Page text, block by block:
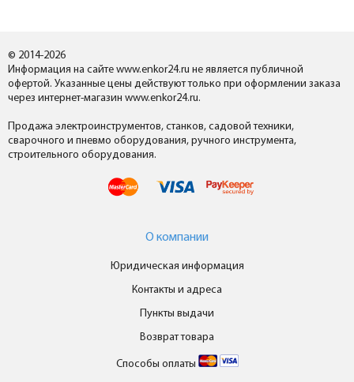
© 2014-2026
Информация на сайте www.enkor24.ru не является публичной
офертой. Указанные цены действуют только при оформлении заказа
через интернет-магазин www.enkor24.ru.
Продажа электроинструментов, станков, садовой техники,
сварочного и пневмо оборудования, ручного инструмента,
строительного оборудования.
О компании
Юридическая информация
Контакты и адреса
Пункты выдачи
Возврат товара
Способы оплаты